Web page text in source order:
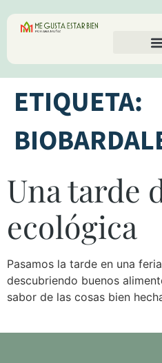
ETIQUETA:
Una tarde
ecológica
Pasamos la tarde en una
descubriendo buenos
sabor de las cosas bien